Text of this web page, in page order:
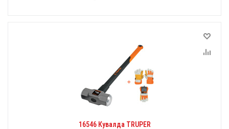
16546 Кувалда TRUPER